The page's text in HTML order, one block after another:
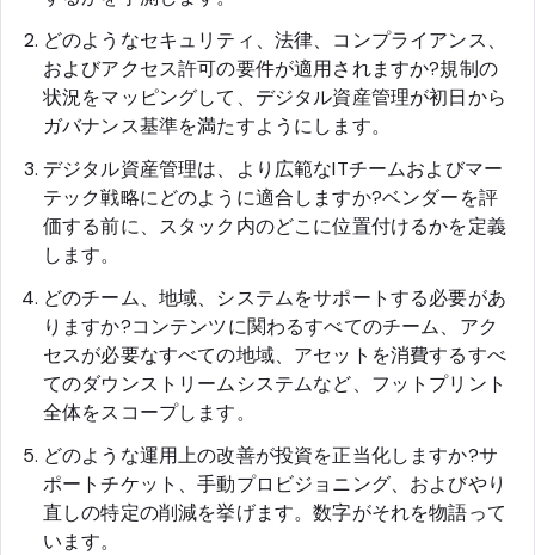
どのようなセキュリティ、法律、コンプライアンス、
およびアクセス許可の要件が適用されますか?規制の
状況をマッピングして、デジタル資産管理が初日から
ガバナンス基準を満たすようにします。
デジタル資産管理は、より広範なITチームおよびマー
テック戦略にどのように適合しますか?ベンダーを評
価する前に、スタック内のどこに位置付けるかを定義
します。
どのチーム、地域、システムをサポートする必要があ
りますか?コンテンツに関わるすべてのチーム、アク
セスが必要なすべての地域、アセットを消費するすべ
てのダウンストリームシステムなど、フットプリント
全体をスコープします。
どのような運用上の改善が投資を正当化しますか?サ
ポートチケット、手動プロビジョニング、およびやり
直しの特定の削減を挙げます。数字がそれを物語って
います。